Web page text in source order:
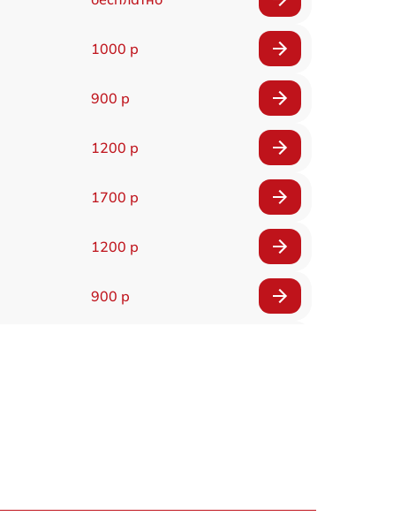
1000 р
900 р
1200 р
1700 р
1200 р
900 р